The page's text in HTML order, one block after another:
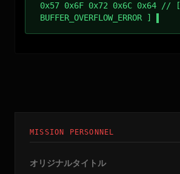
0x57 0x6F 0x72 0x6C 0x64 // [
BUFFER_OVERFLOW_ERROR ]
MISSION PERSONNEL
オリジナルタイトル